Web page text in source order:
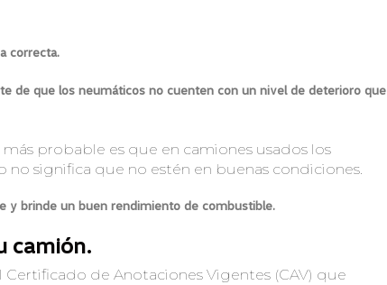
correcta.
de que los neumáticos no cuenten con un nivel de deterioro que
probable es que en camiones usados los
significa que no estén en buenas condiciones.
y brinde un buen rendimiento de combustible.
camión.
de Anotaciones Vigentes (CAV) que